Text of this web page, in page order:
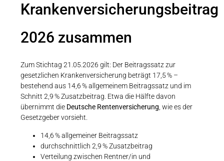
Krankenversicherungsbeitrag
2026 zusammen
Zum Stichtag 21.05.2026 gilt: Der Beitragssatz zur
gesetzlichen Krankenversicherung beträgt 17,5 % –
bestehend aus 14,6 % allgemeinem Beitragssatz und im
Schnitt 2,9 % Zusatzbeitrag. Etwa die Hälfte davon
übernimmt die Deutsche Rentenversicherung , wie es der
Gesetzgeber vorsieht.
14,6 % allgemeiner Beitragssatz
durchschnittlich 2,9 % Zusatzbeitrag
Verteilung zwischen Rentner/in und